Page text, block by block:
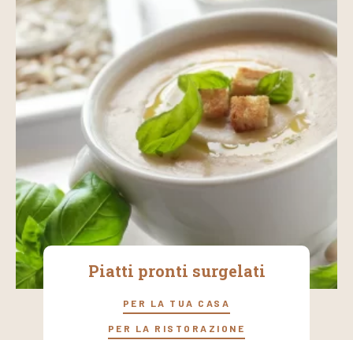
Piatti pronti surgelati
PER LA TUA CASA
PER LA RISTORAZIONE